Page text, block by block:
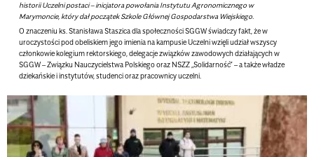
historii Uczelni postaci – inicjatora powołania Instytutu Agronomicznego w
Marymoncie, który dał początek Szkole Głównej Gospodarstwa Wiejskiego.
O znaczeniu ks. Stanisława Staszica dla społeczności SGGW świadczy fakt, że w
uroczystości pod obeliskiem jego imienia na kampusie Uczelni wzięli udział wszyscy
członkowie kolegium rektorskiego, delegacje związków zawodowych działających w
SGGW – Związku Nauczycielstwa Polskiego oraz NSZZ „Solidarność” – a także władze
dziekańskie i instytutów, studenci oraz pracownicy uczelni.